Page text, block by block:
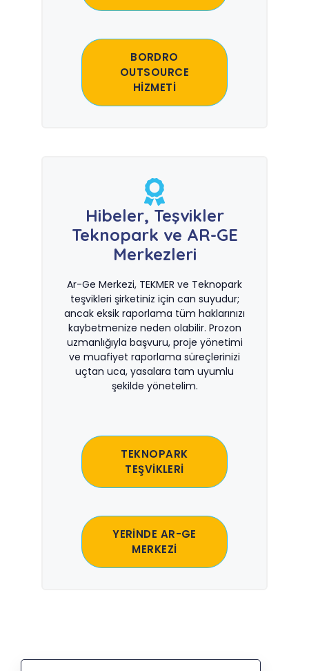
BORDRO
OUTSOURCE
HİZMETİ
Hibeler, Teşvikler
Teknopark ve AR-GE
Merkezleri
Ar-Ge Merkezi, TEKMER ve Teknopark
teşvikleri şirketiniz için can suyudur;
ancak eksik raporlama tüm haklarınızı
kaybetmenize neden olabilir. Prozon
uzmanlığıyla başvuru, proje yönetimi
ve muafiyet raporlama süreçlerinizi
uçtan uca, yasalara tam uyumlu
şekilde yönetelim.
TEKNOPARK
TEŞVİKLERİ
YERİNDE AR-GE
MERKEZİ